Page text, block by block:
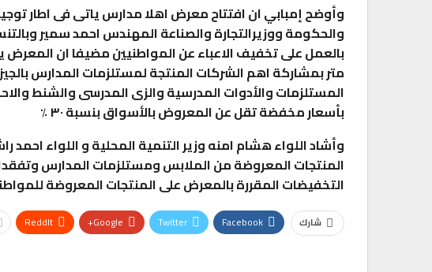
وأوضح إمبابي ان افتتاح معرض اهلا مدارس ياتى فى اطار
والحكومة ووزيرالتجارة والصناعة المهندس احمد سمير
متر بمشاركة اهم الشركات المنتجة لمستلزمات المدارس
المستلزمات والأدوات المدرسية والزى المدرسى والشنط
بأسعار مخفضة تقل عن المعروض بالأسواق بنسبة ٣٠ ٪؜
وأشاد اللواء هشام امنه وزير التنمية المحلية و اللواء
المنتجات المعروضة من الملابس ومستلزمات المدارس
التخفيضات المقررة بالمعرض على المنتجات المعروضة
شارك Facebook
Twitter
Google+
ReddIt